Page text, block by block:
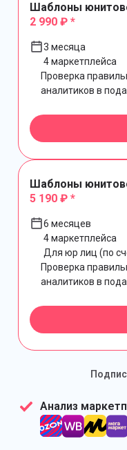
Шаблоны
2 990 ₽ *
3 месяца
4 маркетплейса
Проверка
аналитиков в
Шаблоны
5 190 ₽ *
6 месяцев
4 маркетплейса
Для юр лиц (по
Проверка
аналитиков в
Анализ